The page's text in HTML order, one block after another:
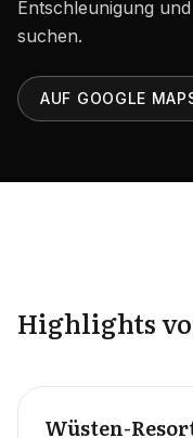
Entschleunigung
suchen.
AUF GOOGLE
Highlights
Wüsten-